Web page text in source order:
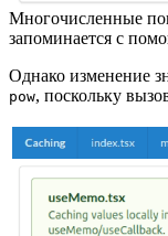
Многочисленные
запоминается с
Однако изменение
pow, поскольку